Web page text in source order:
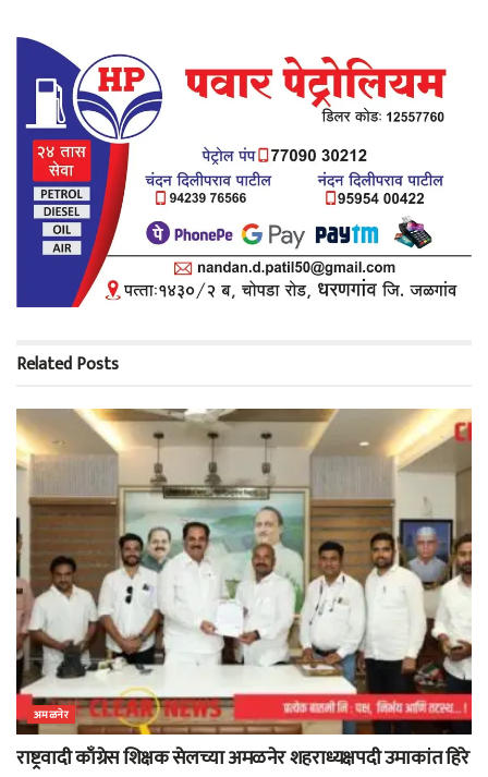
RelatedPosts
अमळनेर
राष्ट्रवादी काँग्रेस शिक्षक सेलच्या अमळनेर शहराध्यक्षपदी उमाकांत हिरे